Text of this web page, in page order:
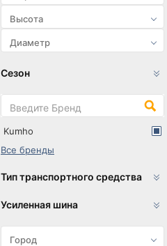
Сезон
Kumho
Все бренды
Тип транспортного средства
Усиленная шина